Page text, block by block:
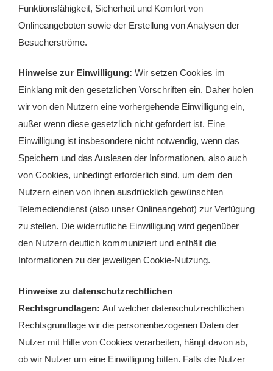
Funktionsfähigkeit, Sicherheit und Komfort von
Onlineangeboten sowie der Erstellung von Analysen der
Besucherströme.
Hinweise zur Einwilligung: Wir setzen Cookies im
Einklang mit den gesetzlichen Vorschriften ein. Daher holen
wir von den Nutzern eine vorhergehende Einwilligung ein,
außer wenn diese gesetzlich nicht gefordert ist. Eine
Einwilligung ist insbesondere nicht notwendig, wenn das
Speichern und das Auslesen der Informationen, also auch
von Cookies, unbedingt erforderlich sind, um dem den
Nutzern einen von ihnen ausdrücklich gewünschten
Telemediendienst (also unser Onlineangebot) zur Verfügung
zu stellen. Die widerrufliche Einwilligung wird gegenüber
den Nutzern deutlich kommuniziert und enthält die
Informationen zu der jeweiligen Cookie-Nutzung.
Hinweise zu datenschutzrechtlichen
Rechtsgrundlagen: Auf welcher datenschutzrechtlichen
Rechtsgrundlage wir die personenbezogenen Daten der
Nutzer mit Hilfe von Cookies verarbeiten, hängt davon ab,
ob wir Nutzer um eine Einwilligung bitten. Falls die Nutzer